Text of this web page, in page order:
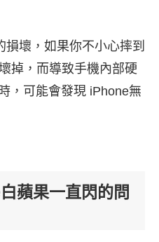
壞，如果你不小心摔到
掉，而導致手機內部硬
，可能會發現 iPhone無
蘋果一直閃的問